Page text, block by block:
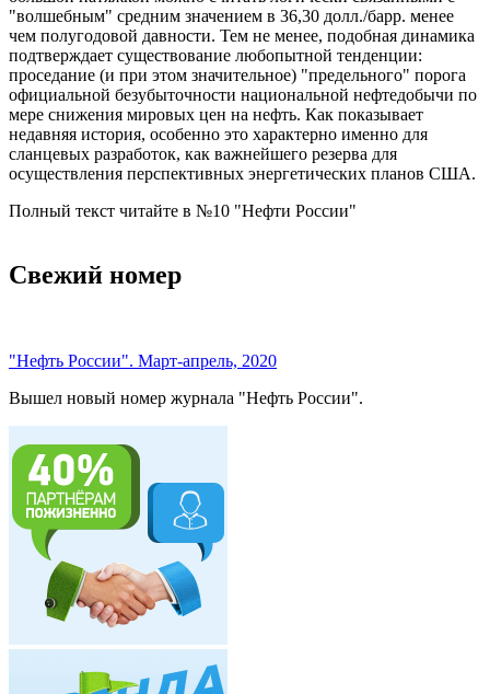
"волшебным" средним значением в 36,30 долл./барр. менее
чем полугодовой давности. Тем не менее, подобная динамика
подтверждает существование любопытной тенденции:
проседание (и при этом значительное) "предельного" порога
официальной безубыточности национальной нефтедобычи по
мере снижения мировых цен на нефть. Как показывает
недавняя история, особенно это характерно именно для
сланцевых разработок, как важнейшего резерва для
осуществления перспективных энергетических планов США.
Полный текст читайте в №10 "Нефти России"
Свежий номер
"Нефть России". Март-апрель, 2020
Вышел новый номер журнала "Нефть России".